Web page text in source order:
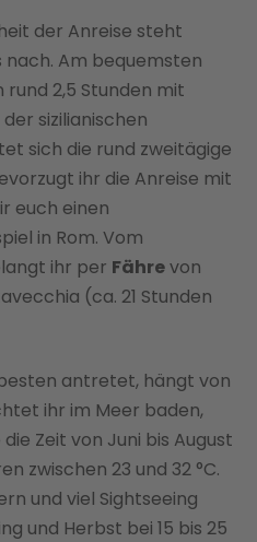
der Anreise steht
nach. Am bequemsten
2,5 Stunden mit
sizilianischen
sich die rund zweitägige
ihr die Anreise mit
euch einen
in Rom. Vom
ihr per Fährevon
(ca. 21 Stunden
antretet, hängt von
ihr im Meer baden,
Zeit von Juni bis August
zwischen 23 und 32 °C.
und viel Sightseeing
und Herbst bei 15 bis 25